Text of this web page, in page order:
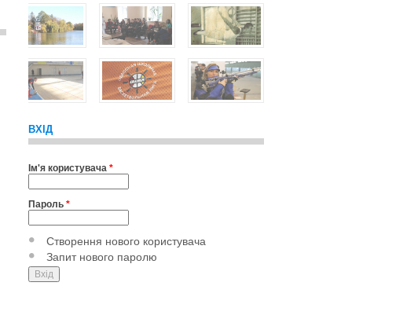
ВХІД
Ім'я користувача *
Пароль *
Створення нового користувача
Запит нового паролю